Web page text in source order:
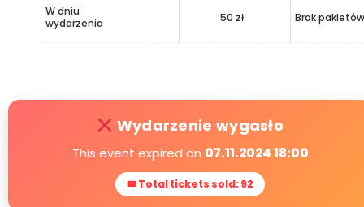
W dniu
wydarzenia
50 zł Brak pakietów
Wydarzenie wygasło
This event expired on 07.11.2024 18:00
🎟 Total tickets sold: 92